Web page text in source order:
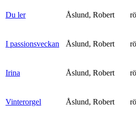
Du ler Åslund, Robert
I passionsveckan Åslund, Robert
Irina Åslund, Robert
Vinterorgel Åslund, Robert